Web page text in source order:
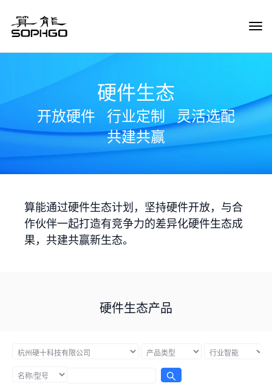
硬件生态
开放硬件 行业定制
灵活选配
共建共赢
算能通过硬件生态计划，坚持硬件开放，与合
作伙伴一起打造有竞争力的差异化硬件生态成
果，共建共赢新生态。
硬件生态产品